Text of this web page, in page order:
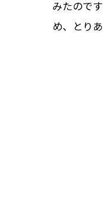
みたので
め、とり